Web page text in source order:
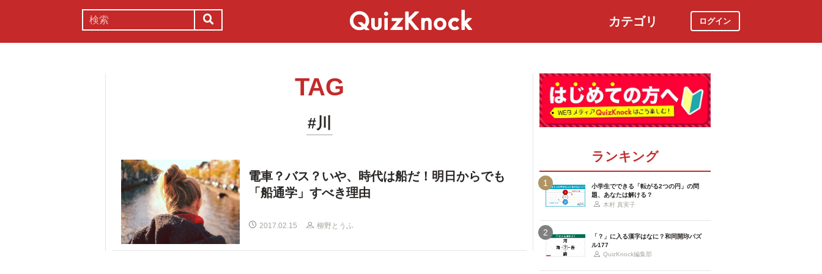
カテゴリ ログイン
TAG
#川
電車？バス？いや、時代は船だ！明日からでも
「船通学」すべき理由
2017.02.15 柳野とうふ
ランキング
1
小学生でできる「転がる2つの円」の問
題、あなたは解ける？
木村 真実子
2
「？」に入る漢字はなに？和同開珎パズ
ル177
QuizKnock編集部